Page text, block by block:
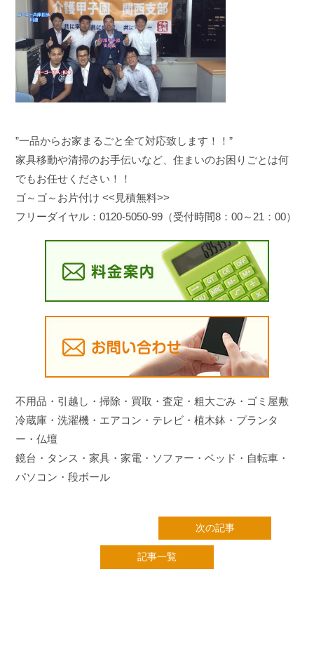
”一品からお家まるごと全て対応致します！！”
家具移動や清掃のお手伝いなど、住まいのお困りごとは何
でもお任せください！！
ゴ～ゴ～お片付け <<見積無料>>
フリーダイヤル：0120-5050-99（受付時間8：00～21：00）
不用品・引越し・掃除・買取・査定・粗大ごみ・ゴミ屋敷
冷蔵庫・洗濯機・エアコン・テレビ・植木鉢・プランタ
ー・仏壇
鏡台・タンス・家具・家電・ソファー・ベッド・自転車・
パソコン・段ボール
次の記事
記事一覧